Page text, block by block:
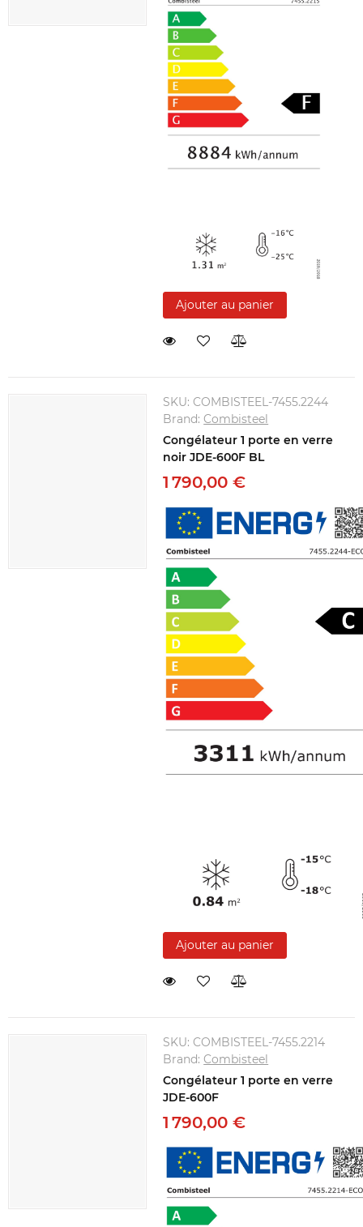
Ajouter au panier
SKU:COMBISTEEL-7455.2244
Brand:Combisteel
Congélateur 1 porte en verre
noir JDE-600F BL
1 790,00 €
Ajouter au panier
SKU:COMBISTEEL-7455.2214
Brand:Combisteel
Congélateur 1 porte en verre
JDE-600F
1 790,00 €